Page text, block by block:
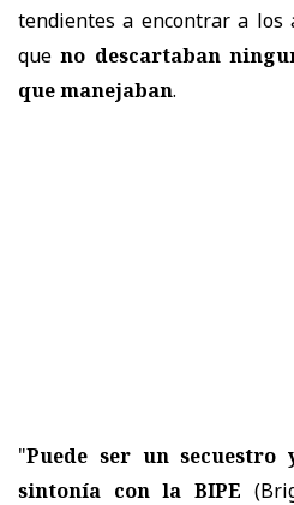
tendientes a encontrar a los
queno descartaban
que manejaban.
"Puede ser un secuestro
sintonía con la BIPE